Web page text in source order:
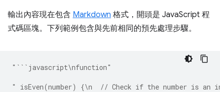
輸出內容現在包含 Markdown 格式，開頭是 JavaScript 程
式碼區塊。下列範例包含與先前相同的預先處理步驟。
"```javascript\nfunction"
" isEven(number) {\n  // Check if the number is an